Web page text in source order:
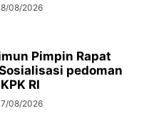
08/2026
Pimpin Rapat
pedoman
RI
08/2026